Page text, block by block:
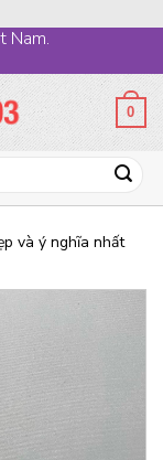
Nam.
0
và ý nghĩa nhất